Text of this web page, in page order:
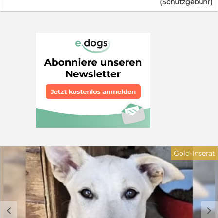
Minute hochträchtig gerettet wurde. Ein wenig Zeit
haben wir noch, doch wir können nicht für immer
neugierig und verspielt und kuscheln am liebsten
stundenlang. Da wir langsam groß und selbstständig
werden, packen wir bald unsere Köfferchen. Wir suchen
Menschen, die uns die Welt zeigen, uns das Hunde-
Einmaleins beibringen und uns nie wieder hergeben.
Auch unsere wundervolle Mama sucht ein eigenes
Zuhause (wird später separat vorgestellt). in dem sie
nach der anstrengenden Welpenzeit endlich die
Prinzessin sein darf. Bei unserem Auszug sind wir
natürlich geimpft, gechipt und mehrfach entwurmt.
hast und ein gutes Zuhause bieten kannst, melde dich
schnell bei unseren Pflegeeltern. Wir freuen uns auf
dich! Wer schenkt einem der bezaubernden
Hundekinder ein liebevolles Zuhause für immer? Ein
Garten sollte vorhanden sein. Gerne ländlich oder am
grünen Stadtrand oder in einem grünen Viertel. Einen
kuscheligen Sofaplatz würden sie auch nicht verachten.
(Schutzgebühr)
c d
Gold-Inserat